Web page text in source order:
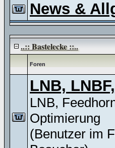
News &
..:: Bastelecke ::..
Foren
LNB,
LNB,
Optimierung
(Benutzer im